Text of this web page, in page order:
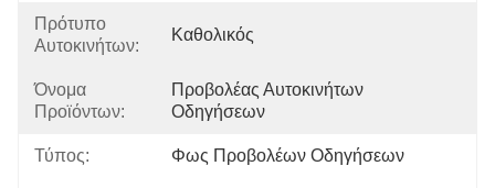
Πρότυπο
Αυτοκινήτων:
Καθολικός
Όνομα
Προϊόντων:
Προβολέας Αυτοκινήτων
Οδηγήσεων
Τύπος: Φως Προβολέων Οδηγήσεων